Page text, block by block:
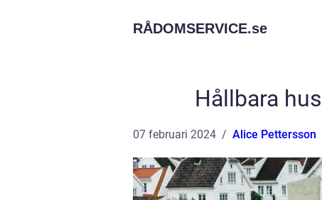
RÅDOMSERVICE.se
Hållbara
07 februari 2024 Alice Pettersson